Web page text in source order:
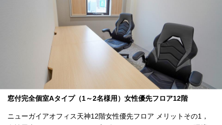
窓付完全個室Aタイプ（1～2名様用）女性優先フロア12階
ニューガイアオフィス天神12階女性優先フロア メリットその1，